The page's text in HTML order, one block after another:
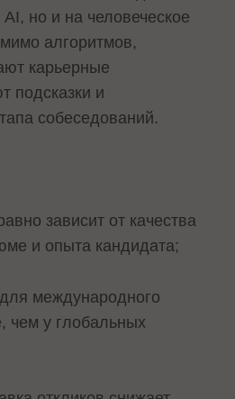
AI, но и на человеческое
алгоритмов,
карьерные
подсказки и
собеседований.
зависит от качества
и опыта кандидата;
международного
чем у глобальных